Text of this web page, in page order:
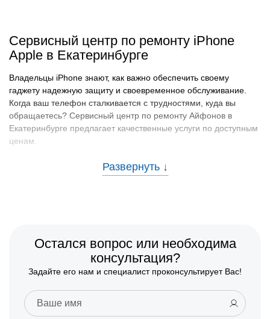
Сервисный центр по ремонту iPhone
Apple в Екатеринбурге
Владельцы iPhone знают, как важно обеспечить своему
гаджету надежную защиту и своевременное обслуживание.
Когда ваш телефон сталкивается с трудностями, куда вы
обращаетесь? Сервисный центр по ремонту Айфонов в
Екатеринбурге предлагает качественные услуги по доступным
ценам.
Причины неисправностей и способы их
предотвращения
по их предотвращению:
Попадание влаги.Рекомендуется избегать контакта
телефона с водой и использовать водонепроницаемые
Падения и удары.
Используйте защитные стекла и
чехлы, чтобы минимизировать риск повреждений от
Остался вопрос или необходима
консультация?
Задайте его нам и специалист проконсультирует Вас!